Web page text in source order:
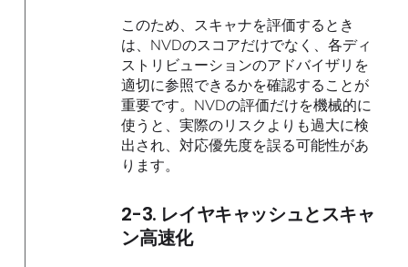
このため、スキャナを評価するとき
は、NVDのスコアだけでなく、各ディ
ストリビューションのアドバイザリを
適切に参照できるかを確認することが
重要です。NVDの評価だけを機械的に
使うと、実際のリスクよりも過大に検
出され、対応優先度を誤る可能性があ
ります。
2-3. レイヤキャッシュとスキャ
ン高速化